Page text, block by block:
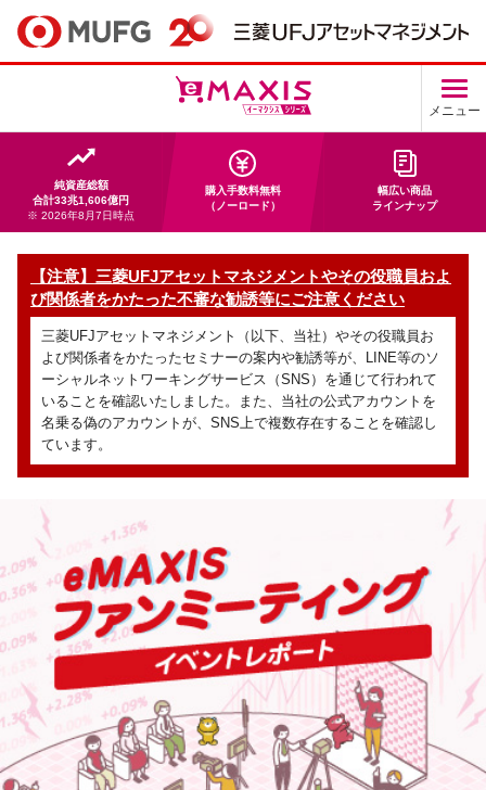
メニュー
純資産総額
合計33兆1,606億円
※ 2026年8月7日時点
購入手数料無料
（ノーロード）
幅広い商品
ラインナップ
【注意】三菱UFJアセットマネジメントやその役職員およ
び関係者をかたった不審な勧誘等にご注意ください
三菱UFJアセットマネジメント（以下、当社）やその役職員お
よび関係者をかたったセミナーの案内や勧誘等が、LINE等のソ
ーシャルネットワーキングサービス（SNS）を通じて行われて
いることを確認いたしました。また、当社の公式アカウントを
名乗る偽のアカウントが、SNS上で複数存在することを確認し
ています。